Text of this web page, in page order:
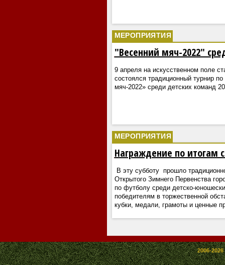
МЕРОПРИЯТИЯ
"Весенний мяч-2022"
9 апреля на искусственном поле
состоялся традиционный турнир
мяч-2022» среди детских команд
МЕРОПРИЯТИЯ
Награждение по итогам
В эту субботу прошло
Открытого Зимнего Первенства
по футболу среди детско-
победителям в торжественной
кубки, медали, грамоты и ценные
2006-